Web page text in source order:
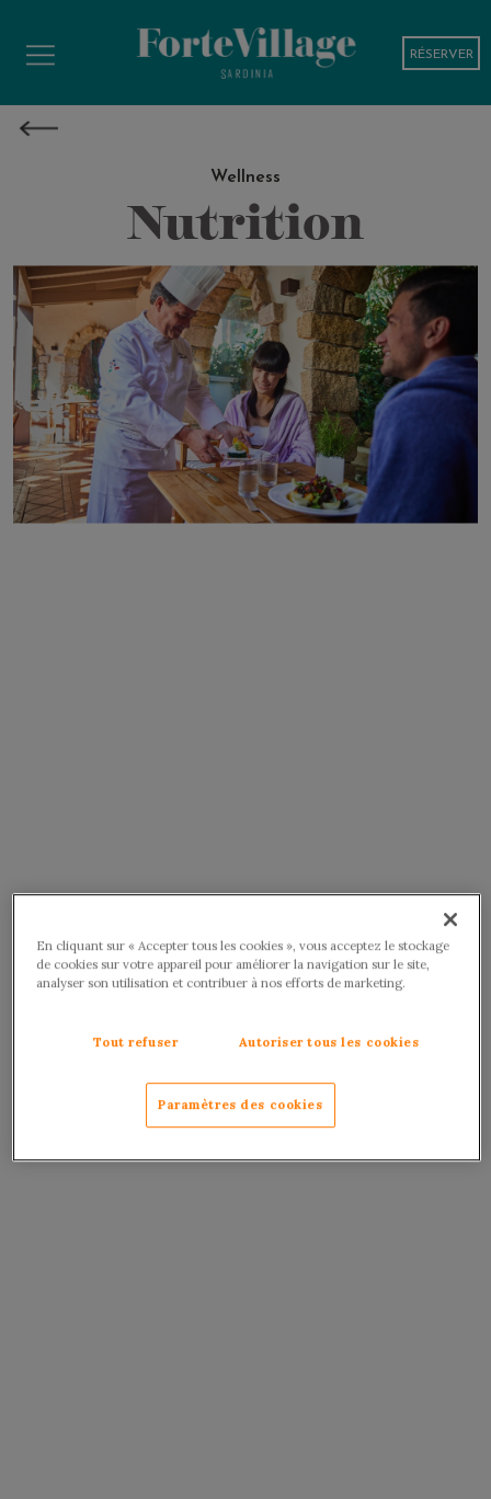
RÉSERVER
Wellness
Nutrition
En cliquant sur « Accepter tous les cookies », vous acceptez le stockage
de cookies sur votre appareil pour améliorer la navigation sur le site,
analyser son utilisation et contribuer à nos efforts de marketing.
Tout refuser Autoriser tous les cookies
Paramètres des cookies